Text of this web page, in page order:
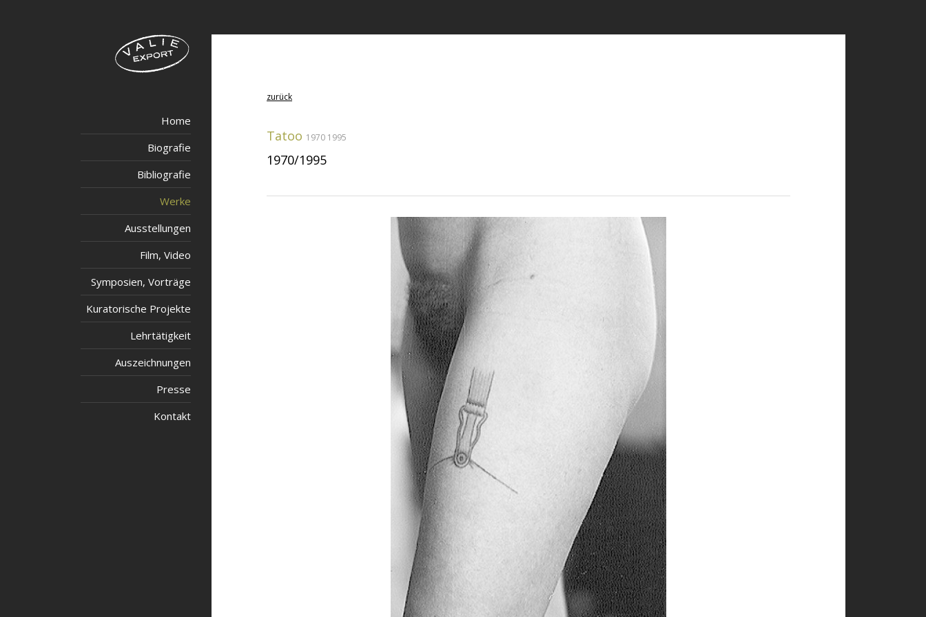
Home
Biografie
Bibliografie
Werke
Ausstellungen
Film, Video
Symposien, Vorträge
Kuratorische Projekte
Lehrtätigkeit
Auszeichnungen
Presse
Kontakt
zurück
Tatoo 1970 1995
1970/1995